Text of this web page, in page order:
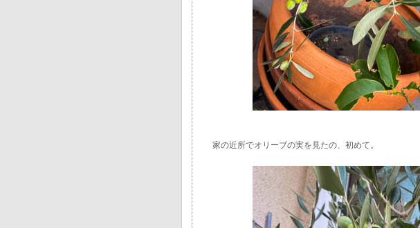
家の近所でオリーブの実を見たの、初めて。